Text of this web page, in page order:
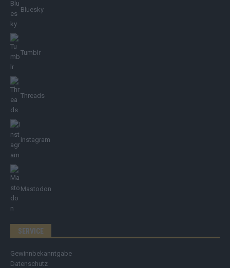
Bluesky
Tumblr
Threads
Instagram
Mastodon
SERVICE
Gewinnbekanntgabe
Datenschutz